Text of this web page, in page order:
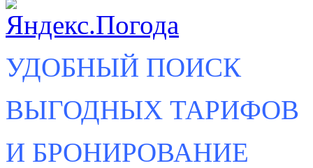
УДОБНЫЙ ПОИСК
ВЫГОДНЫХ ТАРИФОВ
И БРОНИРОВАНИЕ